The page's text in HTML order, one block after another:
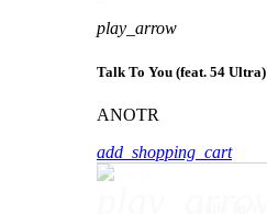
play_arrow
Talk To You (feat. 54 Ultra)
ANOTR
add_shopping_cart